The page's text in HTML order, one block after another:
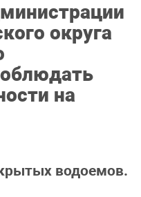
округа
на
водоемов.